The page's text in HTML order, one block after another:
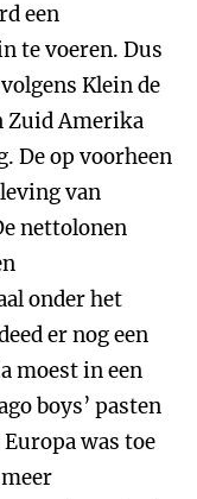
een
te voeren. Dus
Klein de
Zuid Amerika
De op voorheen
van
nettolonen
onder het
er nog een
moest in een
boys’ pasten
was toe